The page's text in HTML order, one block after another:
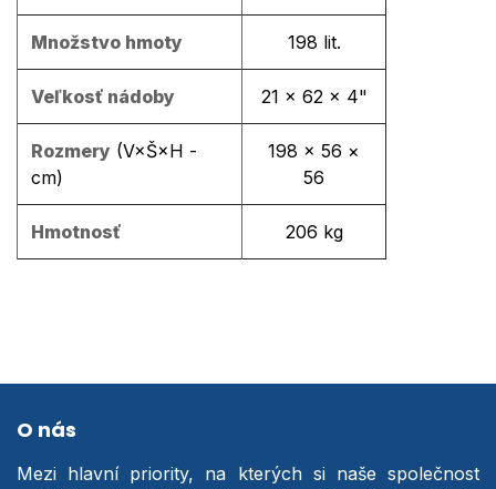
Množstvo hmoty 198 lit.
Veľkosť nádoby 21 × 62 × 4"
Rozmery (V×Š×H -
cm)
198 × 56 ×
56
Hmotnosť 206 kg
O nás
Mezi hlavní priority, na kterých si naše společnost